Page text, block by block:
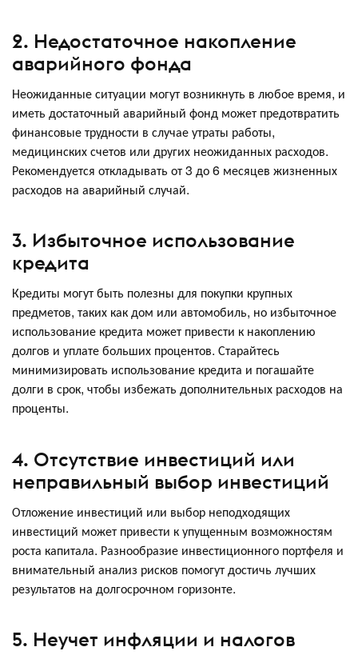
2. Недостаточное накопление
аварийного фонда
Неожиданные ситуации могут возникнуть в любое время, и
иметь достаточный аварийный фонд может предотвратить
финансовые трудности в случае утраты работы,
медицинских счетов или других неожиданных расходов.
Рекомендуется откладывать от 3 до 6 месяцев жизненных
расходов на аварийный случай.
3. Избыточное использование
кредита
Кредиты могут быть полезны для покупки крупных
предметов, таких как дом или автомобиль, но избыточное
использование кредита может привести к накоплению
долгов и уплате больших процентов. Старайтесь
минимизировать использование кредита и погашайте
долги в срок, чтобы избежать дополнительных расходов на
проценты.
4. Отсутствие инвестиций или
неправильный выбор инвестиций
Отложение инвестиций или выбор неподходящих
инвестиций может привести к упущенным возможностям
роста капитала. Разнообразие инвестиционного портфеля и
внимательный анализ рисков помогут достичь лучших
результатов на долгосрочном горизонте.
5. Неучет инфляции и налогов